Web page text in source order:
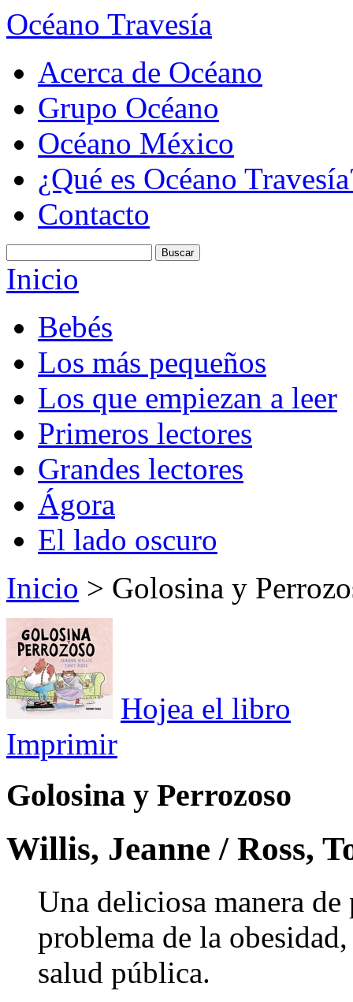
Océano Travesía
Acerca de Océano
Grupo Océano
Océano México
¿Qué es Océano
Contacto
Inicio
Bebés
Los más pequeños
Los que empiezan a leer
Primeros lectores
Grandes lectores
Ágora
El lado oscuro
Inicio > Golosina y
Hojea el libro
Imprimir
Golosina y Perrozoso
Willis, Jeanne / Ross,
Una deliciosa manera
problema de la
salud pública.